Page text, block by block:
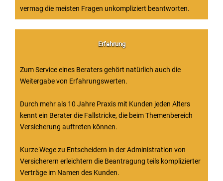
vermag die meisten Fragen unkompliziert beantworten.
Erfahrung
Zum Service eines Beraters gehört natürlich auch die
Weitergabe von Erfahrungswerten.
Durch mehr als 10 Jahre Praxis mit Kunden jeden Alters
kennt ein Berater die Fallstricke, die beim Themenbereich
Versicherung auftreten können.
Kurze Wege zu Entscheidern in der Administration von
Versicherern erleichtern die Beantragung teils komplizierter
Verträge im Namen des Kunden.